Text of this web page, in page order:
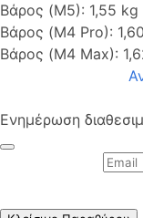
Βάρος (M5): 1,55 kg
Βάρος (M4 Pro):
Βάρος (M4 Max):
Ενημέρωση